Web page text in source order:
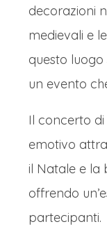
decorazioni
medievali e
questo
un evento
Il concerto
emotivo
il Natale e la
offrendo
partecipanti.